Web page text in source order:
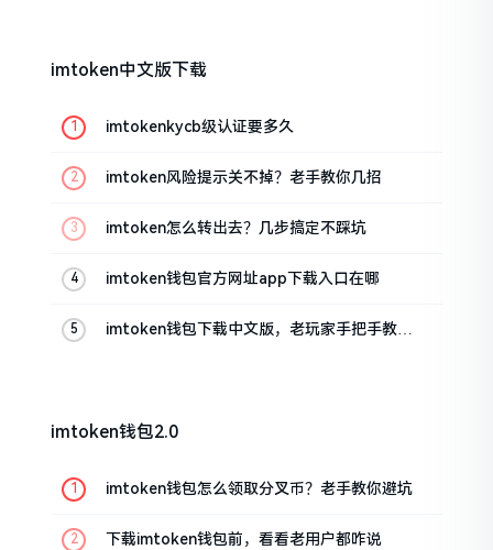
imtoken中文版下载
imtokenkycb级认证要多久
imtoken风险提示关不掉？老手教你几招
imtoken怎么转出去？几步搞定不踩坑
imtoken钱包官方网址app下载入口在哪
imtoken钱包下载中文版，老玩家手把手教你
imtoken钱包2.0
imtoken钱包怎么领取分叉币？老手教你避坑
下载imtoken钱包前，看看老用户都咋说